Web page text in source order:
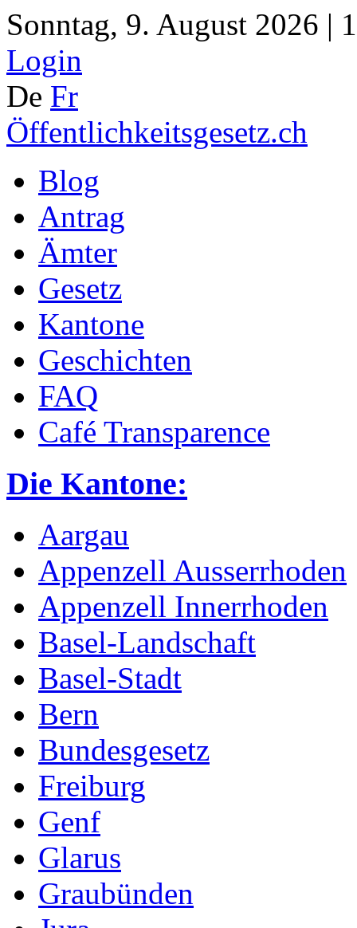
Sonntag, 9. August 2026 |
Login
De Fr
Öffentlichkeitsgesetz.ch
Blog
Antrag
Ämter
Gesetz
Kantone
Geschichten
FAQ
Café Transparence
Die Kantone:
Aargau
Appenzell Ausserrhoden
Appenzell Innerrhoden
Basel-Landschaft
Basel-Stadt
Bern
Bundesgesetz
Freiburg
Genf
Glarus
Graubünden